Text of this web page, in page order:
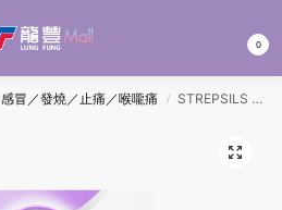
0
感冒／發燒／止痛／喉嚨痛 / STREPSILS 使立消化痰止咳配方 24’S